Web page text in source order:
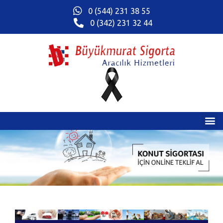
0 (544) 231 38 55
0 (342) 231 32 44